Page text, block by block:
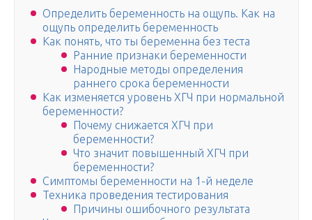
Определить беременность на ощупь. Как на
ощупь определить беременность
Как понять, что ты беременна без теста
Ранние признаки беременности
Народные методы определения
раннего срока беременности
Как изменяется уровень ХГЧ при нормальной
беременности?
Почему снижается ХГЧ при
беременности?
Что значит повышенный ХГЧ при
беременности?
Симптомы беременности на 1-й неделе
Техника проведения тестирования
Причины ошибочного результата